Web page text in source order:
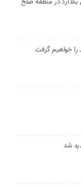
خواهیم گرفت
شد